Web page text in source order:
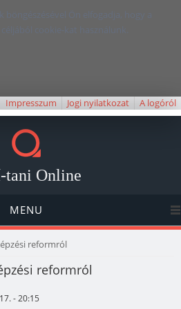
böngészésével Ön elfogadja, hogy a
cookie-kat használunk.
Impresszum Jogi nyilatkozat A logóról
tani Online
MENU
reformról
reformról
- 20:15